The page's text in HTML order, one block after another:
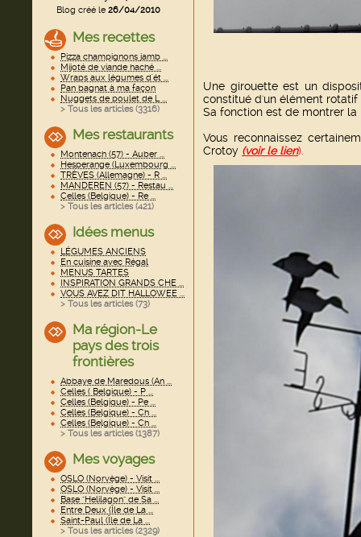
Blog créé le26/04/2010
Mes recettes
Pizza champignons jamb ...
Mijoté de viande haché ...
Wraps aux légumes d'ét ...
Pan bagnat à ma façon
Nuggets de poulet de L ...
> Tous les articles (3316)
Mes restaurants
Montenach (57) - Auber ...
Hesperange (Luxembourg ...
TRÈVES (Allemagne) - R ...
MANDEREN (57) - Restau ...
Celles (Belgique) - Re ...
> Tous les articles (421)
Idées menus
LÉGUMES ANCIENS
En cuisine avec Régal
MENUS TARTES
INSPIRATION GRANDS CHE ...
VOUS AVEZ DIT HALLOWEE ...
> Tous les articles (73)
Ma région-Le
pays des trois
frontières
Abbaye de Maredous (An ...
Celles ( Belgique) - P ...
Celles (Belgique) - Pe ...
Celles (Belgique) - Ch ...
Celles (Belgique) - Ch ...
> Tous les articles (1387)
Mes voyages
OSLO (Norvège) - Visit ...
OSLO (Norvège) - Visit ...
Base "Helilagon" de Sa ...
Entre Deux (Île de La ...
Saint-Paul (Île de La ...
> Tous les articles (2329)
Une girouette est un
constitué d'un élément rotatif
Sa fonction est de montrer la
Vous reconnaissez
Crotoy (voir le lien).